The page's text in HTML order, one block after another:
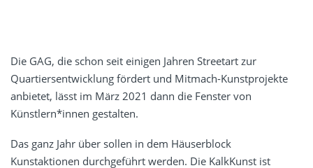
Die GAG, die schon seit einigen Jahren Streetart zur
Quartiersentwicklung fördert und Mitmach-Kunstprojekte
anbietet, lässt im März 2021 dann die Fenster von
Künstlern*innen gestalten.
Das ganz Jahr über sollen in dem Häuserblock
Kunstaktionen durchgeführt werden. Die KalkKunst ist